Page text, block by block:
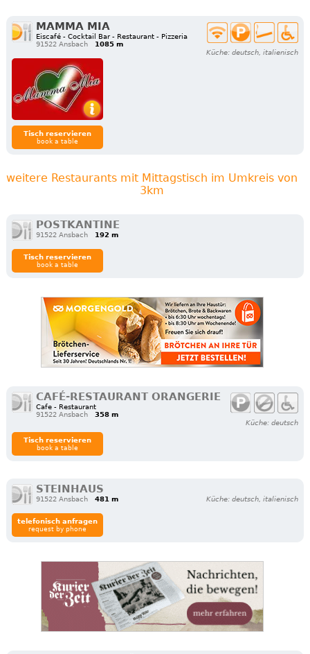
MAMMA MIA
Eiscafé - Cocktail Bar - Restaurant - Pizzeria
91522 Ansbach
1085 m
Küche: deutsch, italienisch
Tisch reservieren
book a table
weitere Restaurants mit Mittagstisch im Umkreis von
3km
POSTKANTINE
91522 Ansbach 192 m
Tisch reservieren
book a table
CAFÉ-RESTAURANT ORANGERIE
Cafe - Restaurant
91522 Ansbach
358 m
Küche: deutsch
Tisch reservieren
book a table
STEINHAUS
91522 Ansbach 481 m Küche: deutsch, italienisch
telefonisch anfragen
request by phone